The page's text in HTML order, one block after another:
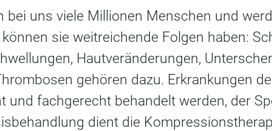
bei uns viele Millionen Menschen und
sie weitreichende Folgen haben:
Hautveränderungen,
gehören dazu. Erkrankungen
und fachgerecht behandelt werden, der
dient die